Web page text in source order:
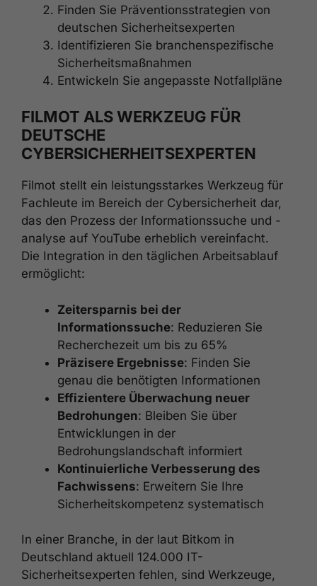
Finden Sie Präventionsstrategien von
deutschen Sicherheitsexperten
Identifizieren Sie branchenspezifische
Sicherheitsmaßnahmen
Entwickeln Sie angepasste Notfallpläne
FILMOT ALS WERKZEUG FÜR
DEUTSCHE
CYBERSICHERHEITSEXPERTEN
Filmot stellt ein leistungsstarkes Werkzeug für
Fachleute im Bereich der Cybersicherheit dar,
das den Prozess der Informationssuche und -
analyse auf YouTube erheblich vereinfacht.
Die Integration in den täglichen Arbeitsablauf
ermöglicht:
Zeitersparnis bei der
Informationssuche: Reduzieren Sie
Recherchezeit um bis zu 65%
Präzisere Ergebnisse: Finden Sie
genau die benötigten Informationen
Effizientere Überwachung neuer
Bedrohungen: Bleiben Sie über
Entwicklungen in der
Bedrohungslandschaft informiert
Kontinuierliche Verbesserung des
Fachwissens: Erweitern Sie Ihre
Sicherheitskompetenz systematisch
In einer Branche, in der laut Bitkom in
Deutschland aktuell 124.000 IT-
Sicherheitsexperten fehlen, sind Werkzeuge,